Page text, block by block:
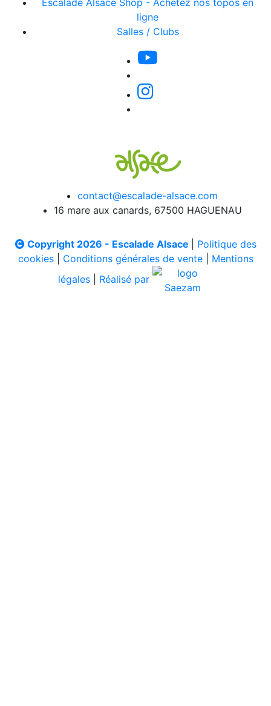
Escalade Alsace Shop - Achetez nos topos en
ligne
Salles / Clubs
contact@escalade-alsace.com
16 mare aux canards, 67500 HAGUENAU
Copyright 2026 - Escalade Alsace
Politique des
cookies| Conditions générales de vente| Mentions
légales
Réalisé par